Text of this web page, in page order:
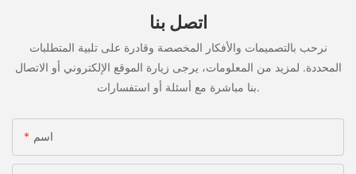
اتصل بنا
نرحب بالتصميمات والأفكار المخصصة وقادرة على تلبية المتطلبات
المحددة. لمزيد من المعلومات، يرجى زيارة الموقع الإلكتروني أو الاتصال
بنا مباشرة مع أسئلة أو استفسارات.
اسم